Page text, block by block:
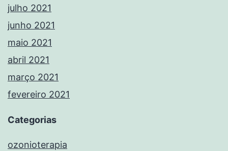
julho 2021
junho 2021
maio 2021
abril 2021
março 2021
fevereiro 2021
Categorias
ozonioterapia